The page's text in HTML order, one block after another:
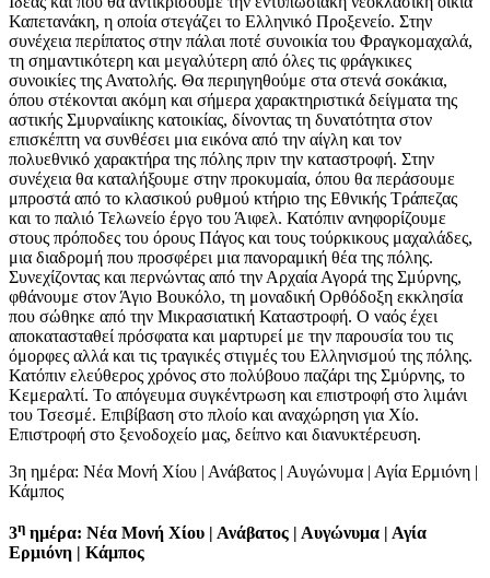
Καπετανάκη, η οποία στεγάζει το Ελληνικό Προξενείο. Στην
συνέχεια περίπατος στην πάλαι ποτέ συνοικία του Φραγκομαχαλά,
τη σημαντικότερη και μεγαλύτερη από όλες τις φράγκικες
συνοικίες της Ανατολής. Θα περιηγηθούμε στα στενά σοκάκια,
όπου στέκονται ακόμη και σήμερα χαρακτηριστικά δείγματα της
αστικής Σμυρναίικης κατοικίας, δίνοντας τη δυνατότητα στον
επισκέπτη να συνθέσει μια εικόνα από την αίγλη και τον
πολυεθνικό χαρακτήρα της πόλης πριν την καταστροφή. Στην
συνέχεια θα καταλήξουμε στην προκυμαία, όπου θα περάσουμε
μπροστά από το κλασικού ρυθμού κτήριο της Εθνικής Τράπεζας
και το παλιό Τελωνείο έργο του Άιφελ. Κατόπιν ανηφορίζουμε
στους πρόποδες του όρους Πάγος και τους τούρκικους μαχαλάδες,
μια διαδρομή που προσφέρει μια πανοραμική θέα της πόλης.
Συνεχίζοντας και περνώντας από την Αρχαία Αγορά της Σμύρνης,
φθάνουμε στον Άγιο Βουκόλο, τη μοναδική Ορθόδοξη εκκλησία
που σώθηκε από την Μικρασιατική Καταστροφή. Ο ναός έχει
αποκατασταθεί πρόσφατα και μαρτυρεί με την παρουσία του τις
όμορφες αλλά και τις τραγικές στιγμές του Ελληνισμού της πόλης.
Κατόπιν ελεύθερος χρόνος στο πολύβουο παζάρι της Σμύρνης, το
Κεμεραλτί. Το απόγευμα συγκέντρωση και επιστροφή στο λιμάνι
του Τσεσμέ. Επιβίβαση στο πλοίο και αναχώρηση για Χίο.
Επιστροφή στο ξενοδοχείο μας, δείπνο και διανυκτέρευση.
3η ημέρα: Νέα Μονή Χίου | Ανάβατος | Αυγώνυμα | Αγία Ερμιόνη |
Κάμπος
3η ημέρα: Νέα Μονή Χίου | Ανάβατος | Αυγώνυμα | Αγία
Ερμιόνη | Κάμπος